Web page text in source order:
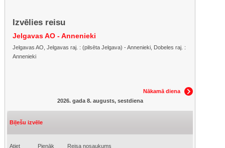
Izvēlies reisu
Jelgavas AO - Annenieki
Jelgavas AO, Jelgavas raj. : (pilsēta Jelgava) - Annenieki, Dobeles raj. :
Annenieki
Nākamā diena
2026. gada 8. augusts, sestdiena
Biļešu izvēle
Atiet Pienāk Reisa nosaukums